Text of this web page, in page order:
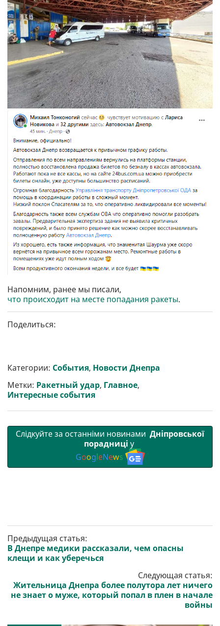
Напомним, ранее мы писали,
что происходит на месте попадания ракеты.
Поделиться:
Категории: События, Новости Днепра
Метки: Ракетный удар, Главное,
Интересные события
Слідкуйте за останніми новинами Дніпровської
порадниці у
GoogleNews
Предыдущая статья:
В Днепре медики рассказали, чем опасны
клещи и как уберечься
Следующая статья:
Жительница Днепра более полутора лет ничего
не знает о муже, который попал в плен в начале
войны